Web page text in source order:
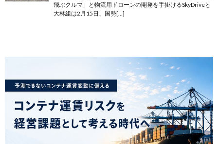
飛ぶクルマ」と物流用ドローンの開発を手掛けるSkyDriveと
大林組は2月15日、国勢[…]